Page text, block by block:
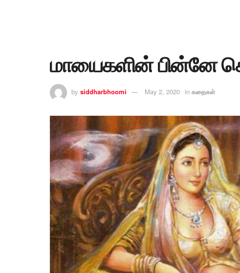
மாயைகளின் பின்னே
by siddharbhoomi May 2, 2020 in கதைகள்